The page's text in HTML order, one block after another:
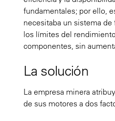
fundamentales; por ello,
necesitaba un sistema
los límites del
componentes, sin
La solución
La empresa minera
de sus motores a dos